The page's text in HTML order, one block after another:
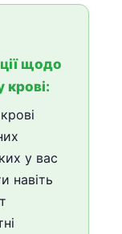
щодо
крові:
у вас
навіть